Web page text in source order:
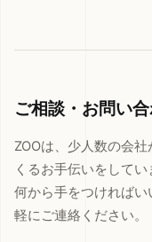
ご相談・お問い
ZOOは、少人数の会
くるお手伝いをして
何から手をつければ
軽にご連絡ください。